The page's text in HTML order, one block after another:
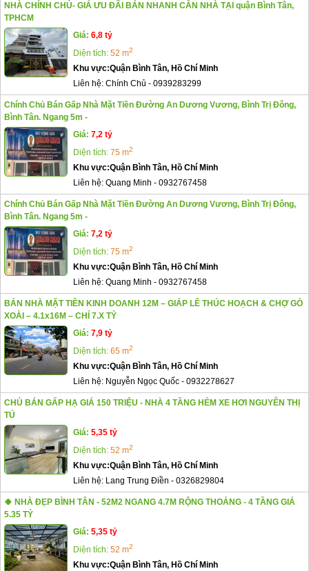
NHÀ CHÍNH CHỦ- GIÁ ƯU ĐÃI BÁN NHANH CĂN NHÀ TẠI quận Bình Tân,
TPHCM
Giá: 6,8 tỷ
Diện tích: 52 m2
Khu vực:Quận Bình Tân, Hồ Chí Minh
Liên hệ: Chính Chủ - 0939283299
Chính Chủ Bán Gấp Nhà Mặt Tiền Đường An Dương Vương, Bình Trị Đông,
Bình Tân. Ngang 5m -
Giá: 7,2 tỷ
Diện tích: 75 m2
Khu vực:Quận Bình Tân, Hồ Chí Minh
Liên hệ: Quang Minh - 0932767458
Chính Chủ Bán Gấp Nhà Mặt Tiền Đường An Dương Vương, Bình Trị Đông,
Bình Tân. Ngang 5m -
Giá: 7,2 tỷ
Diện tích: 75 m2
Khu vực:Quận Bình Tân, Hồ Chí Minh
Liên hệ: Quang Minh - 0932767458
BÁN NHÀ MẶT TIỀN KINH DOANH 12M – GIÁP LÊ THÚC HOẠCH & CHỢ GÒ
XOÀI – 4.1x16M – CHỈ 7.X TỶ
Giá: 7,9 tỷ
Diện tích: 65 m2
Khu vực:Quận Bình Tân, Hồ Chí Minh
Liên hệ: Nguyễn Ngọc Quốc - 0932278627
CHỦ BÁN GẤP HẠ GIÁ 150 TRIỆU - NHÀ 4 TẦNG HẺM XE HƠI NGUYỄN THỊ
TÚ
Giá: 5,35 tỷ
Diện tích: 52 m2
Khu vực:Quận Bình Tân, Hồ Chí Minh
Liên hệ: Lang Trung Điền - 0326829804
🍀 NHÀ ĐẸP BÌNH TÂN - 52M2 NGANG 4.7M RỘNG THOẢNG - 4 TẦNG GIÁ
5.35 TỶ
Giá: 5,35 tỷ
Diện tích: 52 m2
Khu vực:Quận Bình Tân, Hồ Chí Minh